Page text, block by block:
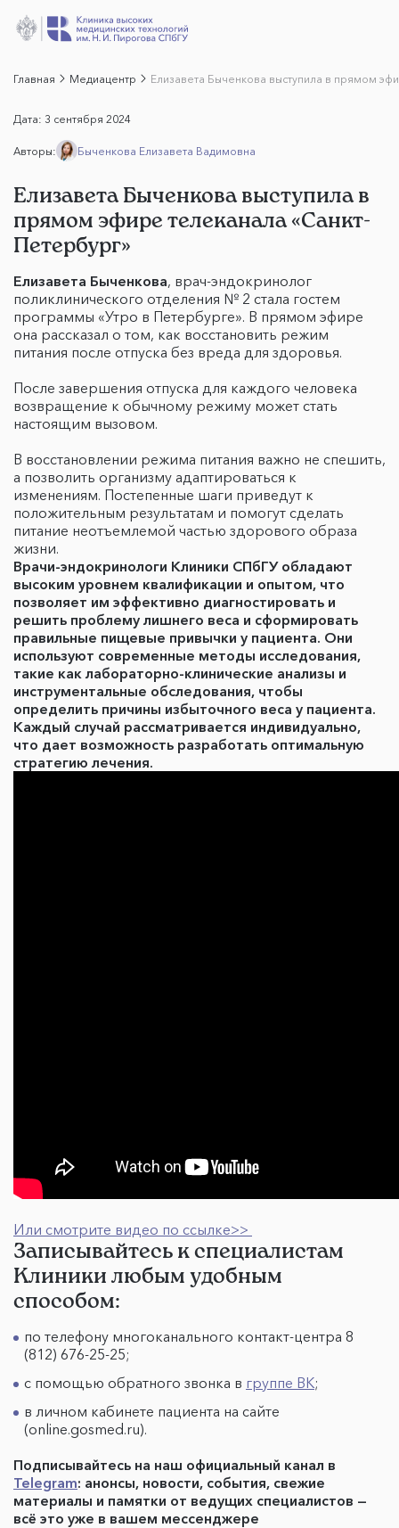
Главная Медиацентр Елизавета Быченкова выступила в прямом
Дата: 3 сентября 2024
Авторы: Быченкова Елизавета Вадимовна
Елизавета Быченкова выступила в
прямом эфире телеканала «Санкт-
Петербург»
Елизавета Быченкова, врач-эндокринолог
поликлинического отделения № 2 стала гостем
программы «Утро в Петербурге». В прямом эфире
она рассказал о том, как восстановить режим
питания после отпуска без вреда для здоровья.
После завершения отпуска для каждого человека
возвращение к обычному режиму может стать
настоящим вызовом.
В восстановлении режима питания важно не спешить,
а позволить организму адаптироваться к
изменениям. Постепенные шаги приведут к
положительным результатам и помогут сделать
питание неотъемлемой частью здорового образа
жизни.
Врачи-эндокринологи Клиники СПбГУ обладают
высоким уровнем квалификации и опытом, что
позволяет им эффективно диагностировать и
решить проблему лишнего веса и сформировать
правильные пищевые привычки у пациента. Они
используют современные методы исследования,
такие как лабораторно-клинические анализы и
инструментальные обследования, чтобы
определить причины избыточного веса у пациента.
Каждый случай рассматривается индивидуально,
что дает возможность разработать оптимальную
стратегию лечения.
Или смотрите видео по ссылке>>
Записывайтесь к специалистам
Клиники любым удобным
способом:
по телефону многоканального контакт-центра 8
(812) 676-25-25;
с помощью обратного звонка в группе ВК;
в личном кабинете пациента на сайте
(online.gosmed.ru).
Подписывайтесь на наш официальный канал в
Telegram: анонсы, новости, события, свежие
материалы и памятки от ведущих специалистов —
всё это уже в вашем мессенджере